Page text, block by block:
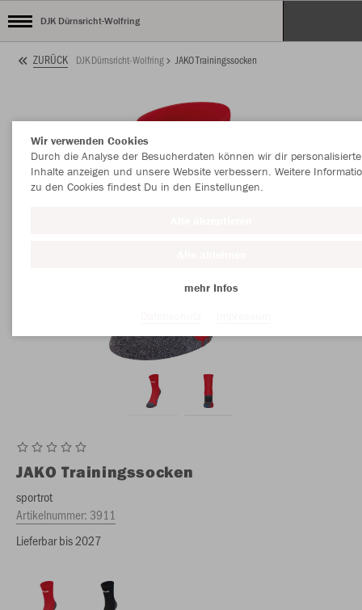
DJK Dürnsricht-Wolfring
ZURÜCK DJK Dürnsricht-Wolfring JAKO Trainingssocken
JAKO Trainingssocken
sportrot
Artikelnummer:3911
Lieferbar bis 2027
Wir verwenden Cookies
Durch die Analyse der Besucherdaten können wir dir personalisierte
Inhalte anzeigen und unsere Website verbessern. Weitere
zu den Cookies findest Du in den Einstellungen.
mehr Infos